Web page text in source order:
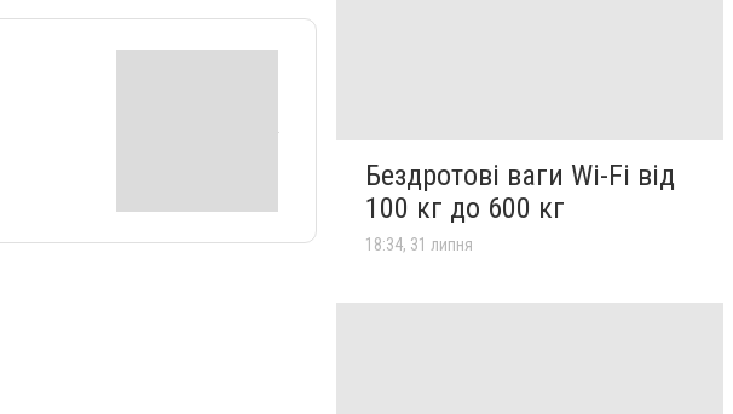
Бездротові ваги Wi-Fi від
100 кг до 600 кг
18:34, 31 липня